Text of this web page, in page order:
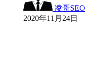
凌哥SEO
2020年11月24日